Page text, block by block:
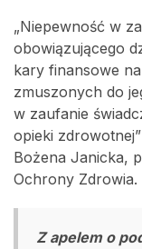
„Niepewność w
obowiązującego
kary finansowe
zmuszonych do
w zaufanie
opieki
Bożena Janicka,
Ochrony Zdrowia.
Z apelem o